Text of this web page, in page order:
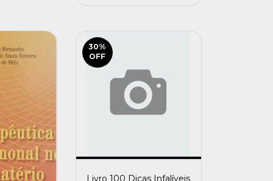
30%
OFF
Livro 100 Dicas Infalíveis